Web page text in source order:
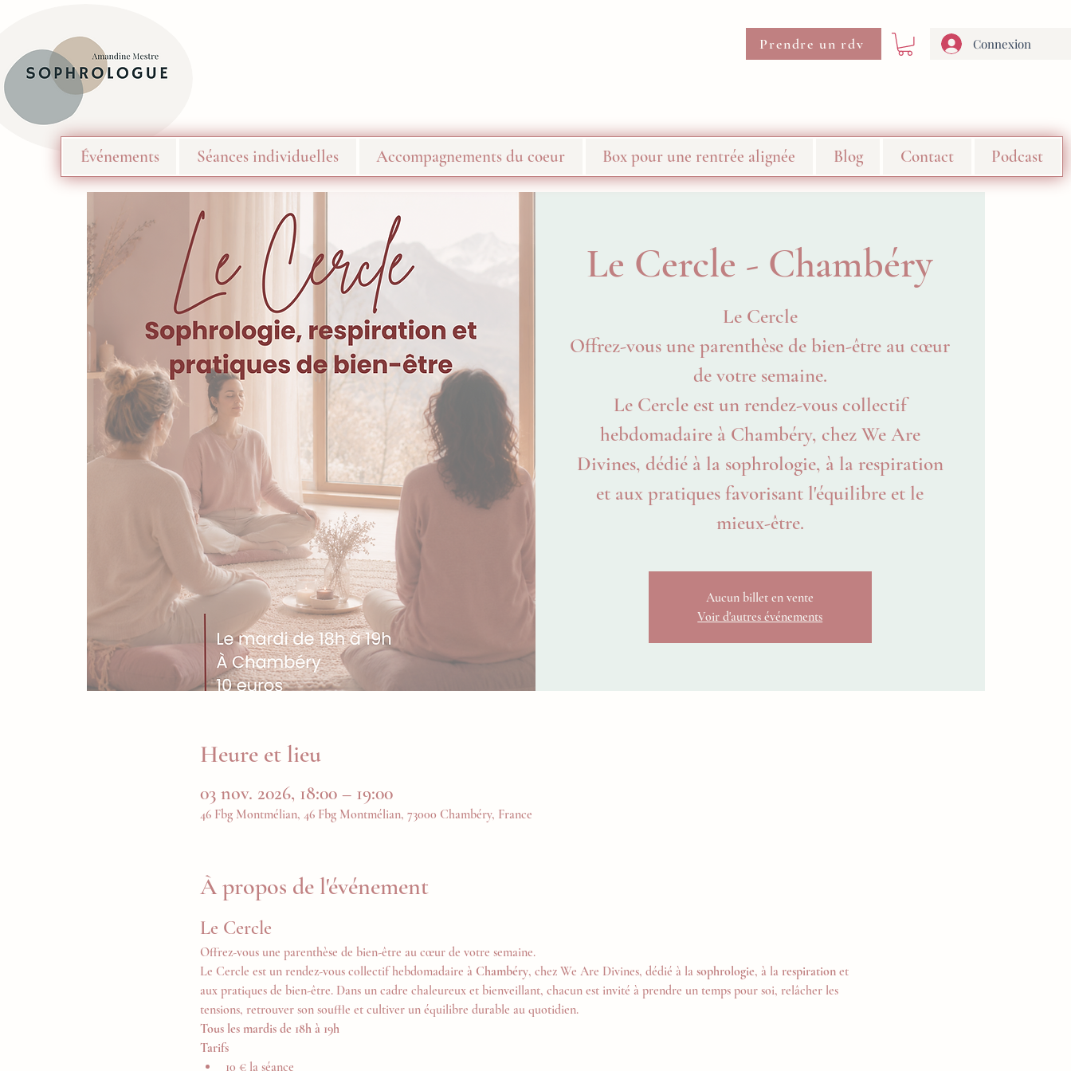
Prendre un rdv
Événements Séances individuelles Accompagnements du coeur Box pour une rentrée alignée Blog Contact Podcast
Connexion
Le Cercle - Chambéry
Le Cercle
Offrez-vous une parenthèse de bien-être au cœur
de votre semaine.
Le Cercle est un rendez-vous collectif
hebdomadaire à Chambéry, chez We Are
Divines, dédié à la sophrologie, à la respiration
et aux pratiques favorisant l'équilibre et le
mieux-être.
Aucun billet en vente
Voir d'autres événements
Heure et lieu
03 nov. 2026, 18:00 – 19:00
46 Fbg Montmélian, 46 Fbg Montmélian, 73000 Chambéry, France
À propos de l'événement
Le Cercle
Offrez-vous une parenthèse de bien-être au cœur de votre semaine.
Le Cercle est un rendez-vous collectif hebdomadaire à Chambéry, chez We Are Divines, dédié à la sophrologie, à la respiration et
aux pratiques de bien-être. Dans un cadre chaleureux et bienveillant, chacun est invité à prendre un temps pour soi, relâcher les
tensions, retrouver son souffle et cultiver un équilibre durable au quotidien.
Tous les mardis de 18h à 19h
Tarifs
10 € la séance